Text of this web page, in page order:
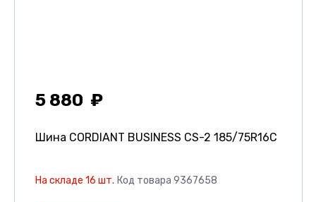
5 880
Шина CORDIANT BUSINESS CS-2 185/75R16C
На складе 16 шт. Код товара 9367658